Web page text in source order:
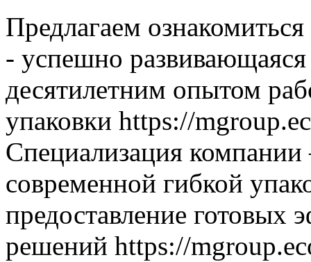
Предлагаем
- успешно
десятилетним опытом
упаковки https://
Специализация компании
современной гибкой
предоставление готовых
решений https://